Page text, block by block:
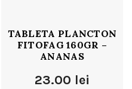
TABLETA PLANCTON
FITOFAG 160GR –
ANANAS
23.00 lei